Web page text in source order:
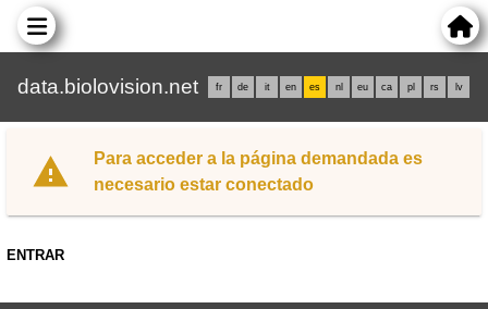
data.biolovision.net fr de it en es nl eu ca pl rs lv
Para acceder a la página demandada es
necesario estar conectado
ENTRAR